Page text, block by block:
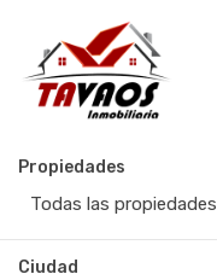
Propiedades
Todas las propiedades
Ciudad